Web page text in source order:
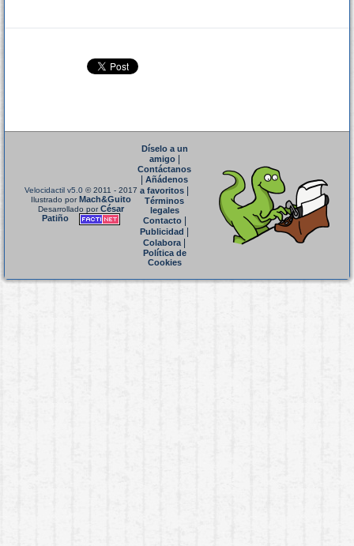
Velocidactil v5.0 © 2011 - 2017
Ilustrado porMach&Guito
Desarrollado porCésar
Patiño
Díselo a un
amigo|
Contáctanos
Añádenos
a favoritos
Términos
legales
Contacto|
Publicidad
Colabora|
Política de
Cookies